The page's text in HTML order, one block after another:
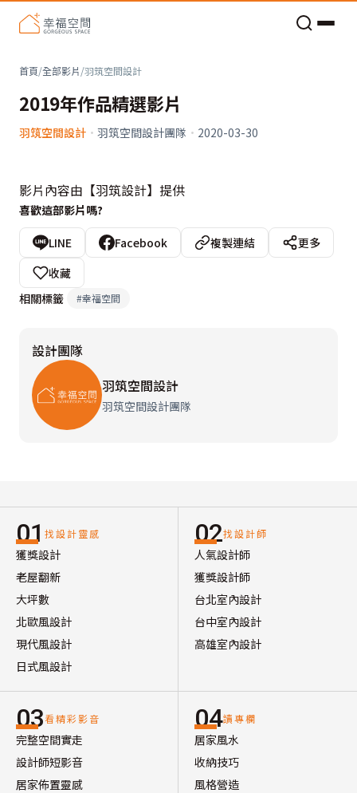
首頁/全部影片/羽筑空間設計
2019年作品精選影片
羽筑空間設計 · 羽筑空間設計團隊 · 2020-03-30
影片內容由【羽筑設計】提供
喜歡這部影片嗎?
LINE Facebook 複製連結
更多
收藏
相關標籤
#幸福空間
設計團隊
羽筑空間設計
羽筑空間設計團隊
01 找設計靈感
獲獎設計
老屋翻新
大坪數
北歐風設計
現代風設計
日式風設計
02找設計師
人氣設計師
獲獎設計師
台北室內設計
台中室內設計
高雄室內設計
03看精彩影音
完整空間實走
設計師短影音
居家佈置靈感
04讀專欄
居家風水
收納技巧
風格營造